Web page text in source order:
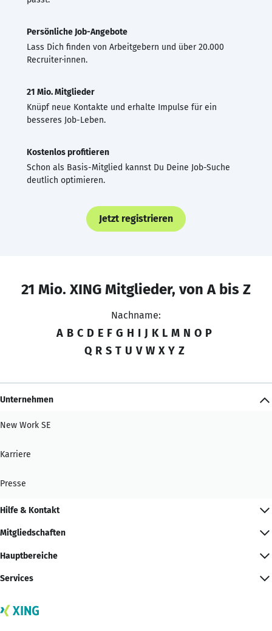
Persönliche Job-Angebote
Lass Dich finden von Arbeitgebern und über 20.000
Recruiter·innen.
21 Mio. Mitglieder
Knüpf neue Kontakte und erhalte Impulse für ein
besseres Job-Leben.
Kostenlos profitieren
Schon als Basis-Mitglied kannst Du Deine Job-Suche
deutlich optimieren.
Jetzt registrieren
21 Mio. XING Mitglieder, von A bis Z
Nachname:
A B C D E F G H I J K L M N O P
Q R S T U V W X Y Z
Unternehmen
New Work SE
Karriere
Presse
Hilfe & Kontakt
Mitgliedschaften
Hauptbereiche
Services